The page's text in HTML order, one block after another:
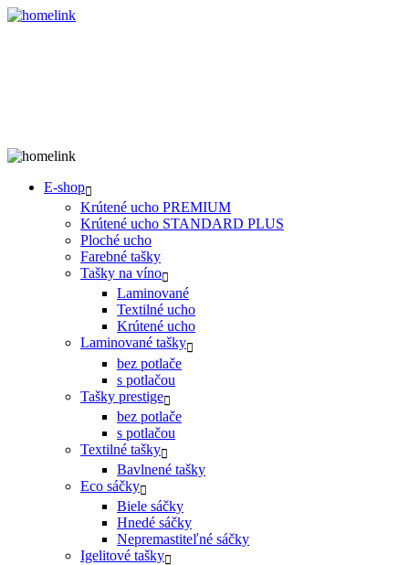
E-shop
Krútené ucho PREMIUM
Krútené ucho STANDARD PLUS
Ploché ucho
Farebné tašky
Tašky na víno
Laminované
Textilné ucho
Krútené ucho
Laminované tašky
bez potlače
s potlačou
Tašky prestige
bez potlače
s potlačou
Textilné tašky
Bavlnené tašky
Eco sáčky
Biele sáčky
Hnedé sáčky
Nepremastiteľné sáčky
Igelitové tašky